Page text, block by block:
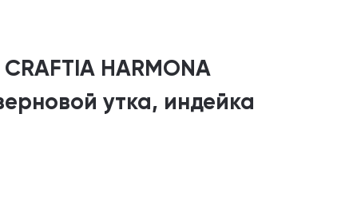
HARMONA
утка, индейка